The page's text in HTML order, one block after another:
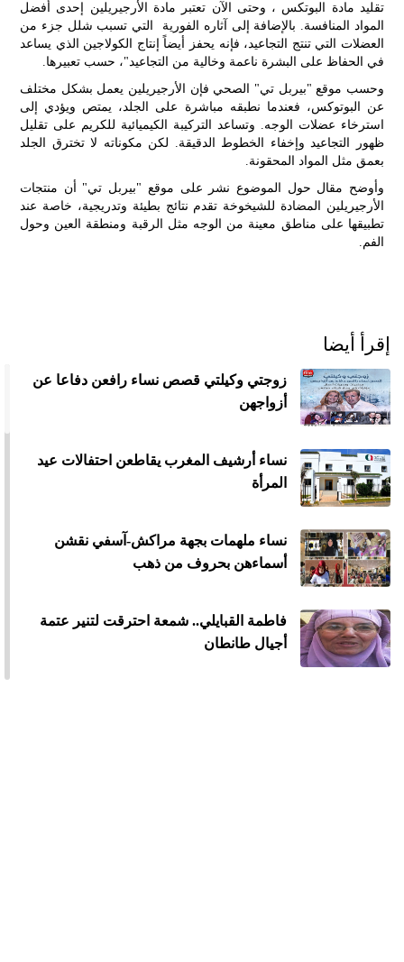
تقليد مادة البوتكس ، وحتى الآن تعتبر مادة الأرجيريلين إحدى أفضل
المواد المنافسة. بالإضافة إلى آثاره الفورية التي تسبب شلل جزء من
العضلات التي تنتج التجاعيد، فإنه يحفز أيضاً إنتاج الكولاجين الذي يساعد
في الحفاظ على البشرة ناعمة وخالية من التجاعيد"، حسب تعبيرها.
وحسب موقع "بيربل تي" الصحي فإن الأرجيريلين يعمل بشكل مختلف
عن البوتوكس، فعندما نطبقه مباشرة على الجلد، يمتص ويؤدي إلى
استرخاء عضلات الوجه. وتساعد التركيبة الكيميائية للكريم على تقليل
ظهور التجاعيد وإخفاء الخطوط الدقيقة. لكن مكوناته لا تخترق الجلد
بعمق مثل المواد المحقونة.
وأوضح مقال حول الموضوع نشر على موقع "بيربل تي" أن منتجات
الأرجيريلين المضادة للشيخوخة تقدم نتائج بطيئة وتدريجية، خاصة عند
تطبيقها على مناطق معينة من الوجه مثل الرقبة ومنطقة العين وحول
الفم.
إقرأ أيضا
زوجتي وكيلتي قصص نساء رافعن دفاعا عن
أزواجهن
نساء أرشيف المغرب يقاطعن احتفالات عيد
المرأة
نساء ملهمات بجهة مراكش-آسفي نقشن
أسماءهن بحروف من ذهب
فاطمة القبايلي.. شمعة احترقت لتنير عتمة
أجيال طانطان